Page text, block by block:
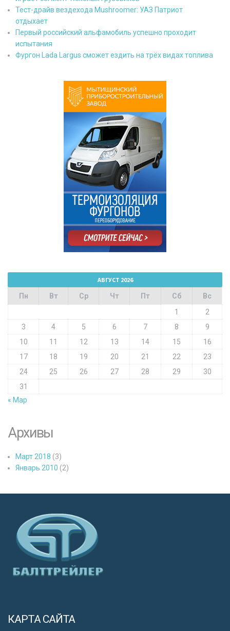
Тест-драйв вездехода Mushroomer: УАЗ Патриот
отдыхает
Первый российский альфамобиль успешно проходит
испытания
Фургон Lada Largus сможет ездить на трёх видах топлива
АВГУСТ 2026
Пн Вт Ср Чт Пт Сб
Вс
1
2
3
4 5 6 7 8
9
10
11 12 13 14 15
16
17
18 19 20 21 22
23
24
25 26 27 28 29
30
31
« Мар
Архивы
Март 2018 (3)
Январь 2010 (2)
КАРТА САЙТА